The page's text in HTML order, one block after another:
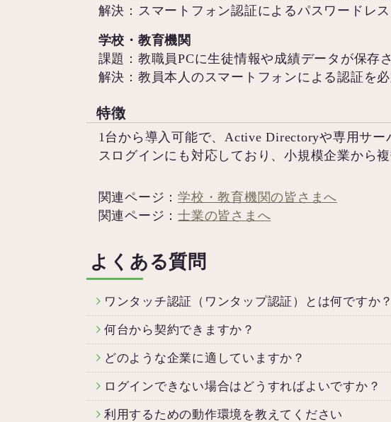
解決：スマートフォン認証によるパスワードレ
学校・教育機関
課題：教職員PCに生徒情報や成績データが保存
解決：教員本人のスマートフォンによる認証を
特徴
1台から導入可能で、Active Directoryや専用サ
スログインにも対応しており、小規模企業から
関連ページ： 学校・教育機関の皆さまへ
関連ページ： 士業の皆さまへ
よくある質問
ワンタッチ認証（ワンタップ認証）とは何ですか？
何台から契約できますか？
どのような企業に適していますか？
ログインできない場合はどうすればよいですか？
利用するための動作環境を教えてください